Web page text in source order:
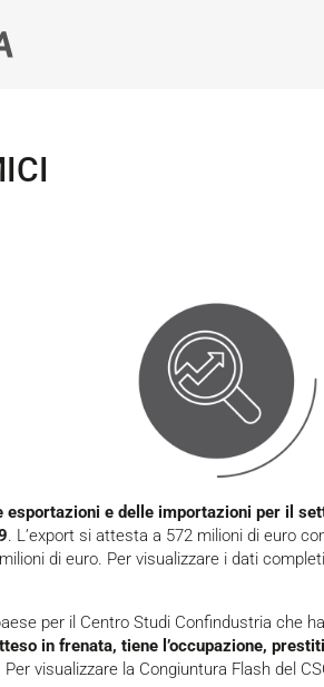
esportazioni e delle importazioni per il
. L’export si attesta a 572 milioni di euro
di euro. Per visualizzare i dati
per il Centro Studi Confindustria che
in frenata, tiene l’occupazione,
Per visualizzare la Congiuntura Flash del